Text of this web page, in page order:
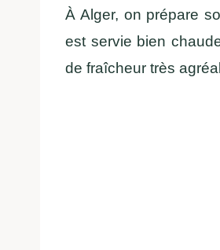
À Alger, on prépare
est servie bien
de fraîcheur très